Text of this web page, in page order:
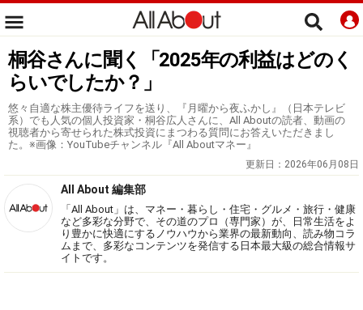
桐谷さんに聞く「2025年の利益はどのく
らいでしたか？」
悠々自適な株主優待ライフを送り、『月曜から夜ふかし』（日本テレビ
系）でも人気の個人投資家・桐谷広人さんに、All Aboutの読者、動画の
視聴者から寄せられた株式投資にまつわる質問にお答えいただきまし
た。※画像：YouTubeチャンネル『All Aboutマネー』
更新日： 2026年06月08日
All About 編集部
「All About」は、マネー・暮らし・住宅・グルメ・旅行・健康
など多彩な分野で、その道のプロ（専門家）が、日常生活をよ
り豊かに快適にするノウハウから業界の最新動向、読み物コラ
ムまで、多彩なコンテンツを発信する日本最大級の総合情報サ
イトです。